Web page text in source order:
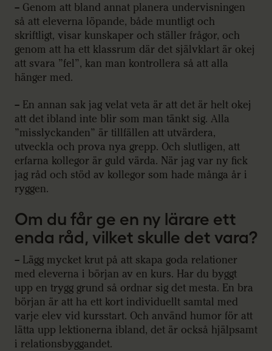
– Genom att bland annat planera undervisningen
så att eleverna löpande, både muntligt och
skriftligt, visar kunskaper och ställer frågor, och
genom att ha ett klassrum där det självklart är okej
att svara ”fel”, kan man kontrollera så att alla
hänger med.
– En annan sak jag velat veta är att det är helt okej
att det ibland inte blir som man tänkt sig. Alla
”misslyckanden” är tillfällen att utvärdera,
utveckla och prova nya grepp. Och slutligen, att
erfarna kollegor är guld värda. När jag var ny fick
jag råd och stöd av kollegor som hade många år i
ryggen.
Om du får ge en ny lärare ett
enda råd, vilket skulle det vara?
– Lägg mycket krut på att skapa goda relationer
med eleverna i början av en kurs. Har du byggt
upp en trygg grund så ordnar sig det mesta. En bra
början är att ha ett kort individuellt samtal med
varje elev vid kursstart. Och använd humor för att
lätta upp lektionerna ibland, det är också hjälpsamt
i relationsbyggandet.